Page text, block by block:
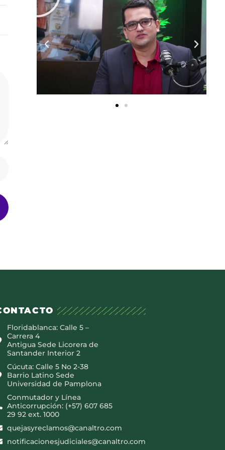
Floridablanca: Calle 5 –
Carrera 4
Antigua Sede Licorera de
Santander Interior 2
Cúcuta: Calle 5 No 2-38
Barrio Latino Sede
Universidad de Pamplona
Conmutador y Línea
Anticorrupción: (+57) 607 685
29 92 ext. 1000
quejasyreclamos@canaltro.com
notificacionesjudiciales@canaltro.com